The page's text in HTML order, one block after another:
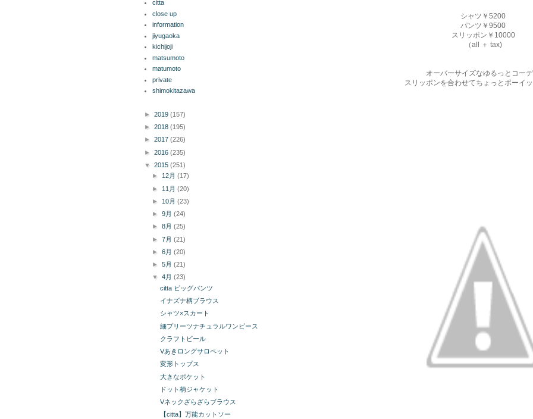
シャツ￥5200
パンツ￥9500
スリッポン￥10000
（all ＋ tax)
オーバーサイズなゆるっとコーデ
スリッポンを合わせてちょっとボーイッ
citta
close up
information
jiyugaoka
kichijoji
matsumoto
matumoto
private
shimokitazawa
► 2019 (157)
► 2018 (195)
► 2017 (226)
► 2016 (235)
▼ 2015 (251)
► 12月(17)
► 11月(20)
► 10月(23)
►9月(24)
►8月(25)
►7月(21)
►6月(20)
►5月(21)
▼4月(23)
citta ビッグパンツ
イナズナ柄ブラウス
シャツ×スカート
細プリーツナチュラルワンピース
クラフトビール
Vあきロングサロペット
変形トップス
大きなポケット
ドット柄ジャケット
Vネックざらざらブラウス
【citta】万能カットソー